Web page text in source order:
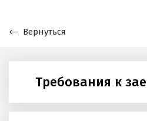
Вернуться
Требования к